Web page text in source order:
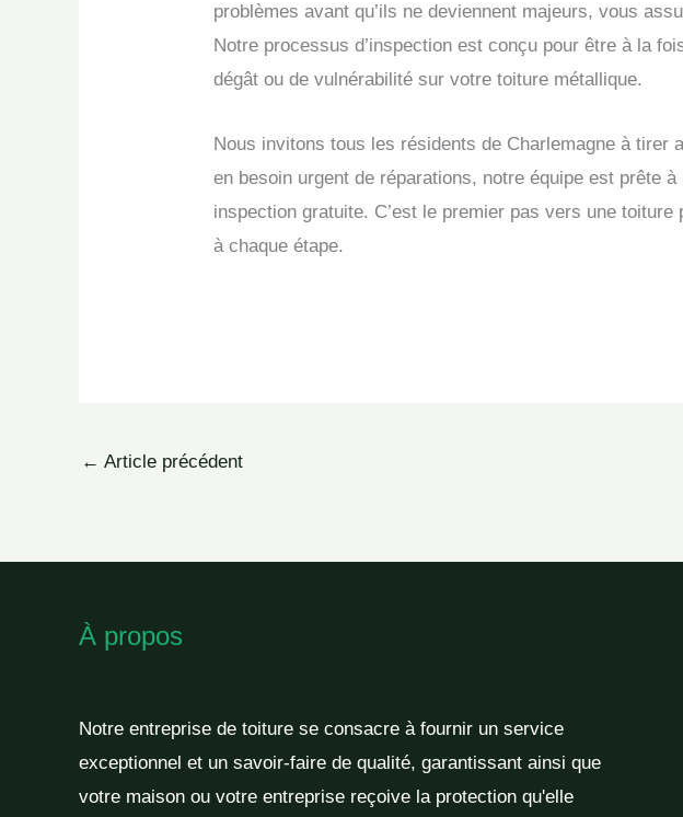
problèmes avant qu’ils ne deviennent majeurs, vous
Notre processus d’inspection est conçu pour être à la
dégât ou de vulnérabilité sur votre toiture métallique.
Nous invitons tous les résidents de Charlemagne à tirer
en besoin urgent de réparations, notre équipe est prête
inspection gratuite. C’est le premier pas vers une
à chaque étape.
← Article précédent
À propos
Notre entreprise de toiture se consacre à fournir un service
exceptionnel et un savoir-faire de qualité, garantissant ainsi que
votre maison ou votre entreprise reçoive la protection qu'elle